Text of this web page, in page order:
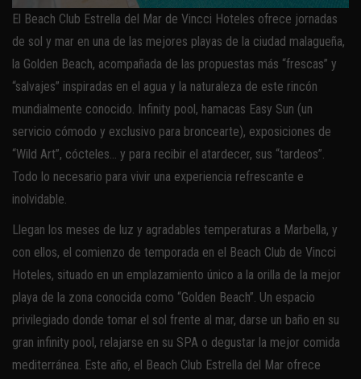
El Beach Club Estrella del Mar de Vincci Hoteles ofrece jornadas
de sol y mar en una de las mejores playas de la ciudad malagueña,
la Golden Beach, acompañada de las propuestas más “frescas” y
“salvajes” inspiradas en el agua y la naturaleza de este rincón
mundialmente conocido. Infinity pool, hamacas Easy Sun (un
servicio cómodo y exclusivo para broncearte), exposiciones de
“Wild Art”, cócteles… y para recibir el atardecer, sus “tardeos”.
Todo lo necesario para vivir una experiencia refrescante e
inolvidable.
Llegan los meses de luz y agradables temperaturas a Marbella, y
con ellos, el comienzo de temporada en el Beach Club de Vincci
Hoteles, situado en un emplazamiento único a la orilla de la mejor
playa de la zona conocida como “Golden Beach”. Un espacio
privilegiado donde tomar el sol frente al mar, darse un baño en su
gran infinity pool, relajarse en su SPA o degustar la mejor comida
mediterránea. Este año, el Beach Club Estrella del Mar ofrece